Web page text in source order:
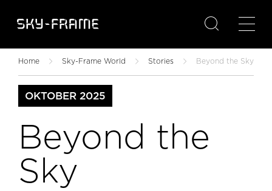

Home Sky-Frame World Stories Beyond the Sky
OKTOBER 2025
Beyond the
Sky